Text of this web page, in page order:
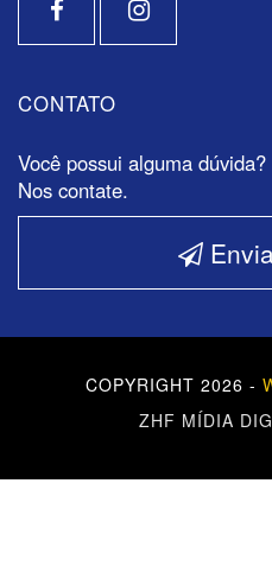
CONTATO
Você possui alguma
Nos contate.
COPYRIGHT 2026 -
ZHF MÍDIA